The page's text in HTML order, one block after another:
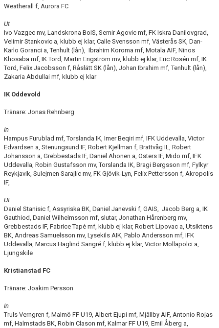
Weatherall f, Aurora FC
Ut
Ivo Vazgec mv, Landskrona BoIS, Semir Agovic mf, FK Iskra Danilovgrad,
Velimir Stankovic a, klubb ej klar, Calle Svensson mf, Västerås SK, Dan-
Karlo Goranci a, Tenhult (lån), Ibrahim Koroma mf, Motala AIF, Ninos
Khosaba mf, IK Tord, Martin Engström mv, klubb ej klar, Eric Rosén mf, IK
Tord, Felix Jacobsson f, Råslätt SK (lån), Johan Ibrahim mf, Tenhult (lån),
Zakaria Abdullai mf, klubb ej klar
IK Oddevold
Tränare: Jonas Rehnberg
In
Hampus Furublad mf, Torslanda IK, Imer Beqiri mf, IFK Uddevalla, Victor
Edvardsen a, Stenungsund IF, Robert Kjellman f, Brattvåg IL, Robert
Johansson a, Grebbestads IF, Daniel Ahonen a, Östers IF, Mido mf, IFK
Uddevalla, Robin Gustafsson mv, Torslanda IK, Bragi Bergsson mf, Fylkyr
Reykjavik, Sulejmen Sarajlic mv, FK Gjövik-Lyn, Felix Pettersson f, Akropolis
IF,
Ut
Daniel Stanisic f, Assyriska BK, Daniel Janevski f, GAIS, Jacob Berg a, IK
Gauthiod, Daniel Wilhelmsson mf, slutar, Jonathan Hårenberg mv,
Grebbestads IF, Fabrice Tapé mf, klubb ej klar, Robert Lipovac a, Utsiktens
BK, Andreas Samuelsson mv, Lysekils AIK, Pablo Andersson mf, IFK
Uddevalla, Marcus Haglind Sangré f, klubb ej klar, Victor Mollapolci a,
Ljungskile
Kristianstad FC
Tränare: Joakim Persson
In
Truls Verngren f, Malmö FF U19, Albert Ejupi mf, Mjällby AIF, Antonio Rojas
mf, Halmstads BK, Robin Clason mf, Kalmar FF U19, Emil Åberg a,